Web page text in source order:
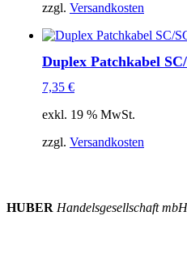
zzgl. Versandkosten
Duplex Patchkabel
7,35 €
exkl. 19 % MwSt.
zzgl. Versandkosten
HUBER Handelsgesellschaft